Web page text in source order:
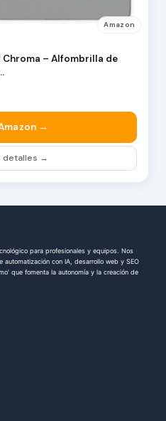
Amazon
– Alfombrilla de
→
detalles →
para profesionales y equipos. Nos
con IA, desarrollo web y SEO
que fomenta la autonomía y la creación de